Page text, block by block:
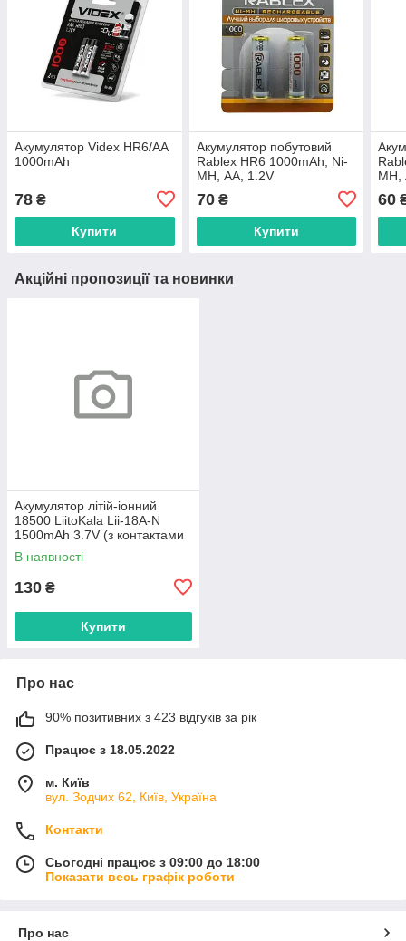
Акумулятор Videx HR6/AA
1000mAh
78 ₴
Купити
Акумулятор побутовий
Rablex HR6 1000mAh, Ni-
MH, АA, 1.2V
70₴
Купити
MH,
60
Акційні пропозиції та новинки
Акумулятор літій-іонний
18500 LiitoKala Lii-18A-N
1500mAh 3.7V (з контактами
під пайку)
В наявності
130 ₴
Купити
Про нас
90% позитивних з 423 відгуків за рік
Працює з 18.05.2022
м. Київ
вул. Зодчих 62, Київ, Україна
Контакти
Сьогодні працює з 09:00 до 18:00
Показати весь графік роботи
Про нас